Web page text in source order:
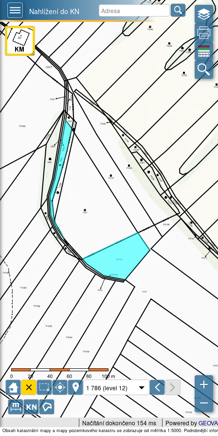
Nahlížení do KN
Powered by
Načítání dokončeno 154 ms
Obsah katastrální mapy a mapy pozemkového katastru se zobrazuje od měřítka 1:5000. Podrobnější